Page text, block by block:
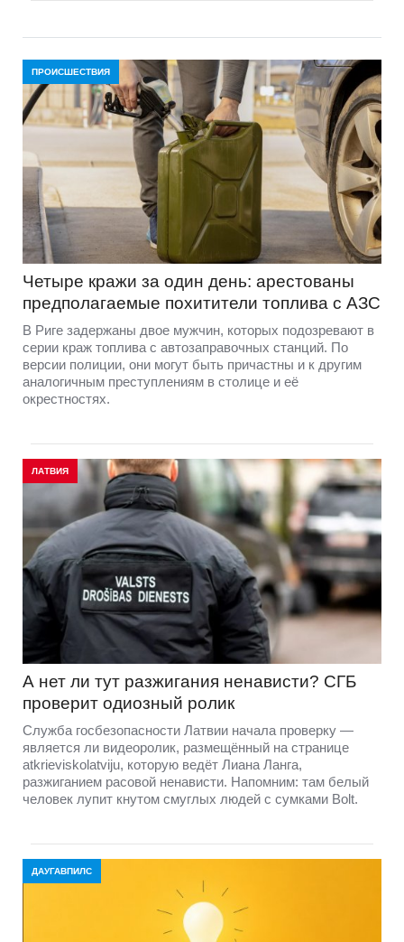
ПРОИСШЕСТВИЯ
Четыре кражи за один день: арестованы
предполагаемые похитители топлива с АЗС
В Риге задержаны двое мужчин, которых подозревают в
серии краж топлива с автозаправочных станций. По
версии полиции, они могут быть причастны и к другим
аналогичным преступлениям в столице и её
окрестностях.
ЛАТВИЯ
А нет ли тут разжигания ненависти? СГБ
проверит одиозный ролик
Служба госбезопасности Латвии начала проверку —
является ли видеоролик, размещённый на странице
atkrieviskolatviju, которую ведёт Лиана Ланга,
разжиганием расовой ненависти. Напомним: там белый
человек лупит кнутом смуглых людей с сумками Bolt.
ДАУГАВПИЛС